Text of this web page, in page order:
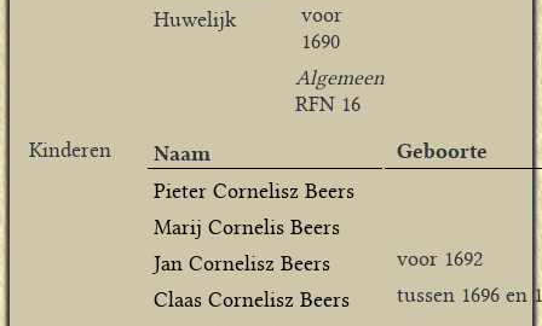
Huwelijk
voor
1690
Algemeen
RFN 16
Kinderen
Naam
Geboorte
Pieter Cornelisz Beers
Marij Cornelis Beers
Jan Cornelisz Beers
voor 1692
Claas Cornelisz Beers
tussen 1696 en